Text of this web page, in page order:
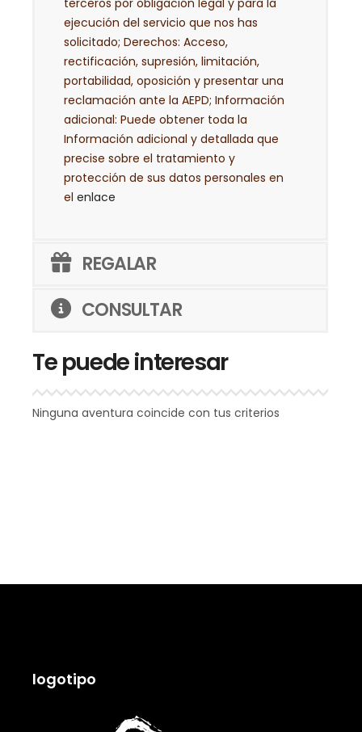
ejecución del servicio que nos has
solicitado; Derechos: Acceso,
rectificación, supresión, limitación,
portabilidad, oposición y presentar una
reclamación ante la AEPD; Información
adicional: Puede obtener toda la
Información adicional y detallada que
precise sobre el tratamiento y
protección de sus datos personales en
el enlace
REGALAR
CONSULTAR
Te puede interesar
Ninguna aventura coincide con tus criterios
logotipo